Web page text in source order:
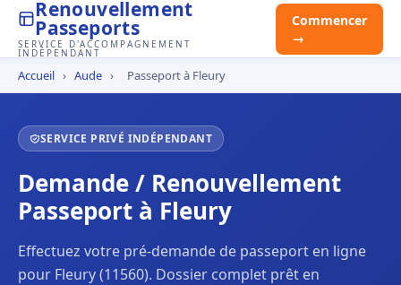
Renouvellement
Passeports
SERVICE D'ACCOMPAGNEMENT
INDÉPENDANT
Commencer
→
Accueil › Aude › Passeport à Fleury
SERVICE PRIVÉ INDÉPENDANT
Demande / Renouvellement
Passeport à Fleury
Effectuez votre pré-demande de passeport en ligne
pour Fleury (11560). Dossier complet prêt en